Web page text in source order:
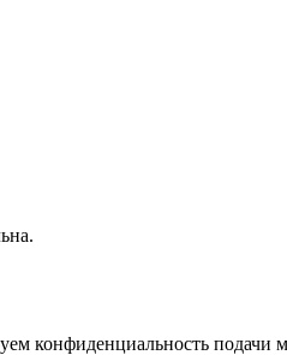
конфиденциальность